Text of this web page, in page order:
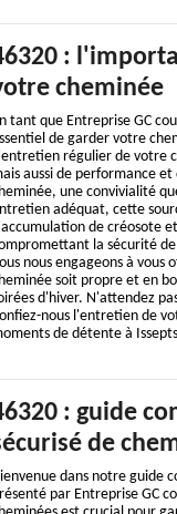
:
cheminée
tant que Entreprise GC
de garder votre
régulier de votre
aussi de performance
une convivialité
adéquat, cette
de créosote
la sécurité
nous engageons à
soit propre et en
d'hiver. N'attendez
nous l'entretien de
de détente à
: guide
de
dans notre guide
par Entreprise GC